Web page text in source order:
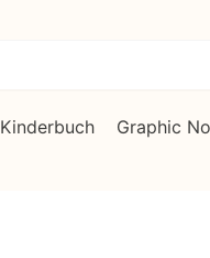
Kinderbuch Graphic